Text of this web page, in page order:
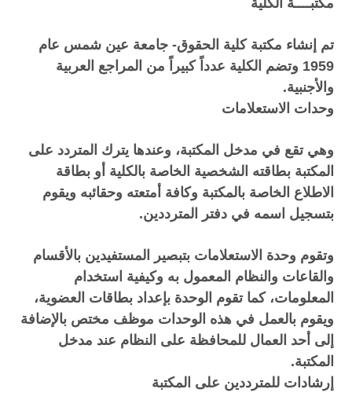
مكتبــــة الكلية
تم إنشاء مكتبة كلية الحقوق- جامعة عين شمس عام
1959 وتضم الكلية عدداً كبيراً من المراجع العربية
والأجنبية.
وحدات الاستعلامات
وهي تقع في مدخل المكتبة، وعندها يترك المتردد على
المكتبة بطاقته الشخصية الخاصة بالكلية أو بطاقة
الاطلاع الخاصة بالمكتبة وكافة أمتعته وحقائبه ويقوم
بتسجيل اسمه في دفتر المترددين.
وتقوم وحدة الاستعلامات بتبصير المستفيدين بالأقسام
والقاعات والنظام المعمول به وكيفية استخدام
المعلومات، كما تقوم الوحدة بإعداد بطاقات العضوية،
ويقوم بالعمل في هذه الوحدات موظف مختص بالإضافة
إلى أحد العمال للمحافظة على النظام عند مدخل
المكتبة.
إرشادات للمترددين على المكتبة